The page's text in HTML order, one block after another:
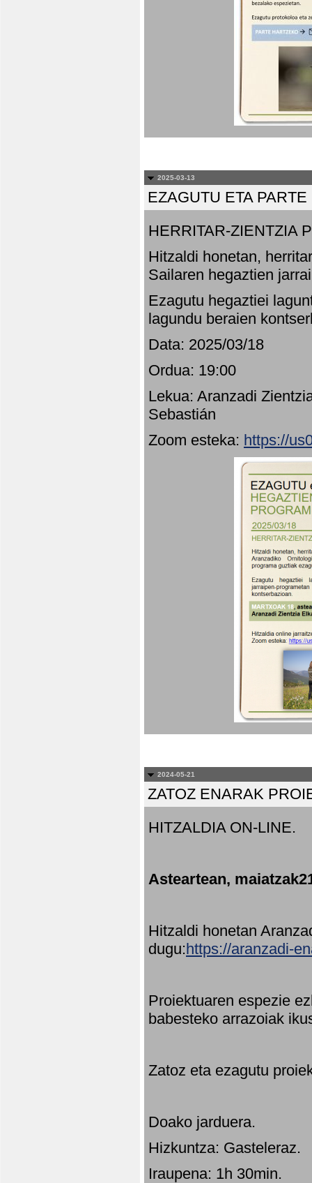
2025-03-13
EZAGUTU ETA
HERRITAR-ZIENTZIA
Hitzaldi honetan,
Sailaren hegaztien
Ezagutu hegaztiei
lagundu beraien
Data: 2025/03/18
Ordua: 19:00
Lekua: Aranzadi
Sebastián
Zoom esteka: https://
2024-05-21
ZATOZ ENARAK
HITZALDIA ON-LINE.
Asteartean,
Hitzaldi honetan
dugu:https://aranzadi-
Proiektuaren espezie
babesteko arrazoiak
Zatoz eta ezagutu
Doako jarduera.
Hizkuntza: Gasteleraz.
Iraupena: 1h 30min.